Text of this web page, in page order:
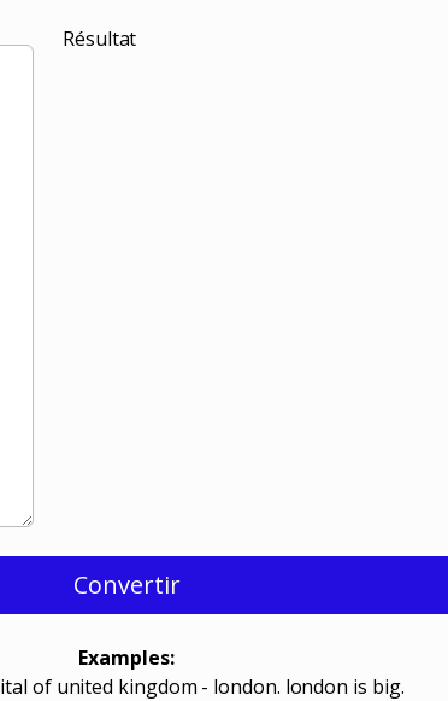
Résultat
Convertir
Examples:
of united kingdom - london. london is big.